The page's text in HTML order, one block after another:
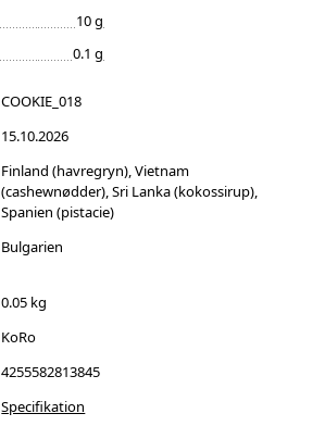
10 g
0.1 g
COOKIE_018
15.10.2026
Finland (havregryn), Vietnam
(cashewnødder), Sri Lanka (kokossirup),
Spanien (pistacie)
Bulgarien
0.05 kg
KoRo
4255582813845
Specifikation